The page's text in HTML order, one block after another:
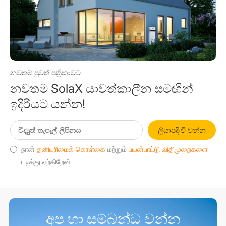
නවතම පුවත් පත්‍රිකාවට
නවතම SolaX යාවත්කාලීන සමඟින්
ඉදිරියට යන්න!
ලියාපදිංචි වන්න
நான் தனியுரிமைக் கொள்கை மற்றும் பயன்பாட்டு விதிமுறைகளை
படித்து ஏற்கிறேன்
අප හා සම්බන්ධ වන්න